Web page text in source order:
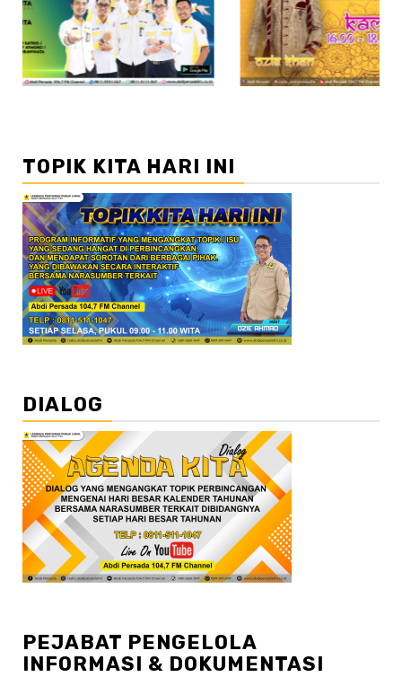
//2
TOPIK KITA HARI INI
DIALOG
PEJABAT PENGELOLA
INFORMASI & DOKUMENTASI